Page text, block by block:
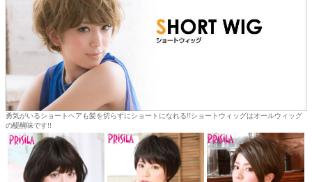
勇気がいるショートヘアも髪を切らずにショートになれる!!ショートウィッグはオールウィッグ
の醍醐味です!!